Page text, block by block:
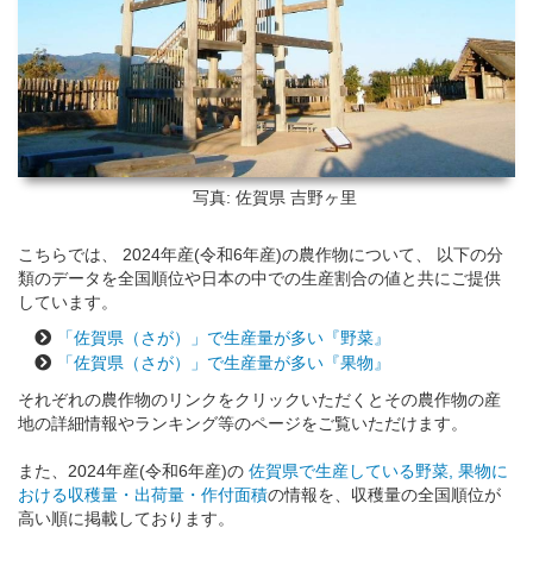
写真: 佐賀県 吉野ヶ里
こちらでは、 2024年産(令和6年産)の農作物について、 以下の分
類のデータを全国順位や日本の中での生産割合の値と共にご提供
しています。
「佐賀県（さが）」で生産量が多い『野菜』
「佐賀県（さが）」で生産量が多い『果物』
それぞれの農作物のリンクをクリックいただくとその農作物の産
地の詳細情報やランキング等のページをご覧いただけます。
また、2024年産(令和6年産)の 佐賀県で生産している野菜, 果物に
おける収穫量・出荷量・作付面積の情報を、収穫量の全国順位が
高い順に掲載しております。